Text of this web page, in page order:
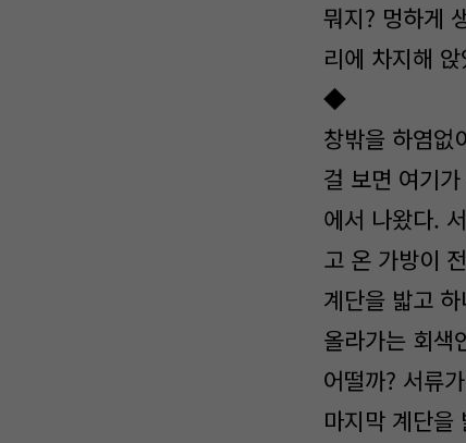
뭐지? 멍하게
리에 차지해
◆
창밖을 하염없
걸 보면 여기
에서 나왔다.
고 온 가방이
계단을 밟고
올라가는 회색
어떨까? 서류
마지막 계단을